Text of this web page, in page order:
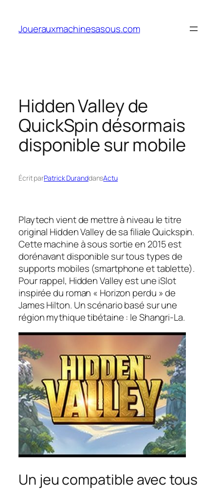
contenu
Jouerauxmachinesasous.com
Hidden Valley de
QuickSpin désormais
disponible sur mobile
Écrit parPatrick DuranddansActu
Playtech vient de mettre à niveau le titre
original Hidden Valley de sa filiale Quickspin.
Cette machine à sous sortie en 2015 est
dorénavant disponible sur tous types de
supports mobiles (smartphone et tablette).
Pour rappel, Hidden Valley est une iSlot
inspirée du roman « Horizon perdu » de
James Hilton. Un scénario basé sur une
région mythique tibétaine : le Shangri-La.
Un jeu compatible avec tous